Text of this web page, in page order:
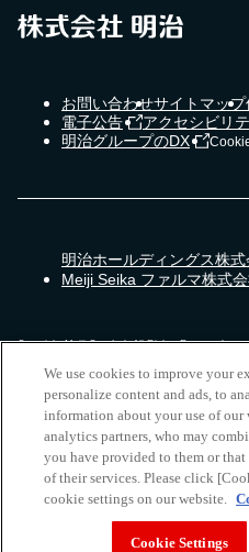
お問い合わせサイトマップ
電子公告
アクセシビリ
明治グループのDX
明治ホールディングス株式
Meiji Seika ファルマ株式
Copyright Meiji Co., Ltd. All Rights Reserved.
We use cookies to improve your
personalize content and ads, to
information about your use of
analytics partners, who may
you have provided to them or
of their services. Please click
cookie settings on our website.
Cookie Settings